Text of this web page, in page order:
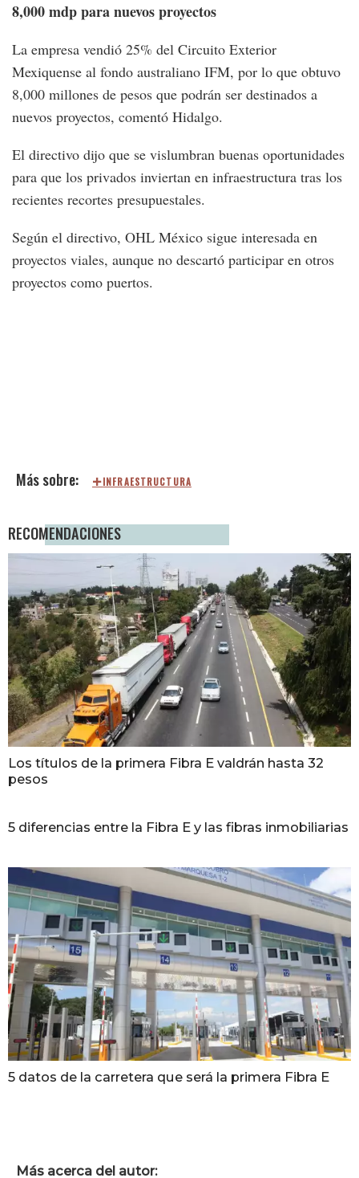
8,000 mdp para nuevos proyectos
La empresa vendió 25% del Circuito Exterior
Mexiquense al fondo australiano IFM, por lo que obtuvo
8,000 millones de pesos que podrán ser destinados a
nuevos proyectos, comentó Hidalgo.
El directivo dijo que se vislumbran buenas oportunidades
para que los privados inviertan en infraestructura tras los
recientes recortes presupuestales.
Según el directivo, OHL México sigue interesada en
proyectos viales, aunque no descartó participar en otros
proyectos como puertos.
INFRAESTRUCTURA
RECOMENDACIONES
Los títulos de la primera Fibra E valdrán hasta 32
pesos
5 diferencias entre la Fibra E y las fibras inmobiliarias
5 datos de la carretera que será la primera Fibra E
Más acerca del autor: